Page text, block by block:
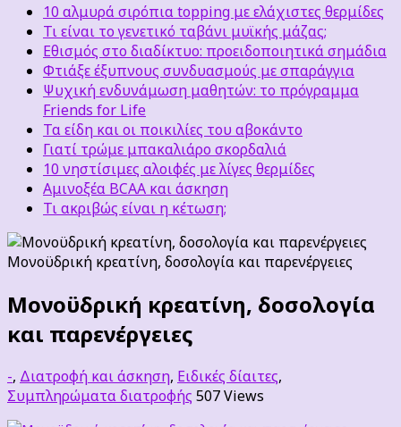
10 αλμυρά σιρόπια topping με ελάχιστες θερμίδες
Τι είναι το γενετικό ταβάνι μυϊκής μάζας;
Εθισμός στο διαδίκτυο: προειδοποιητικά σημάδια
Φτιάξε έξυπνους συνδυασμούς με σπαράγγια
Ψυχική ενδυνάμωση μαθητών: το πρόγραμμα
Friends for Life
Τα είδη και οι ποικιλίες του αβοκάντο
Γιατί τρώμε μπακαλιάρο σκορδαλιά
10 νηστίσιμες αλοιφές με λίγες θερμίδες
Αμινοξέα BCAA και άσκηση
Τι ακριβώς είναι η κέτωση;
Μονοϋδρική κρεατίνη, δοσολογία και παρενέργειες
Μονοϋδρική κρεατίνη, δοσολογία
και παρενέργειες
-, Διατροφή και άσκηση, Ειδικές δίαιτες,
Συμπληρώματα διατροφής 507 Views